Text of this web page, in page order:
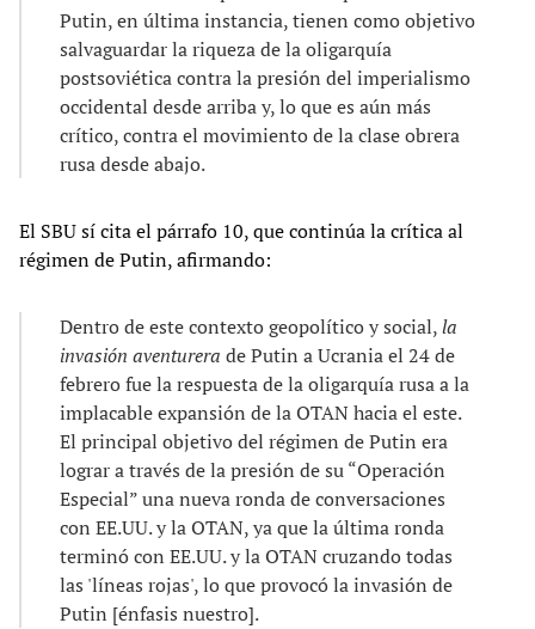
Putin, en última instancia, tienen como objetivo
salvaguardar la riqueza de la oligarquía
postsoviética contra la presión del imperialismo
occidental desde arriba y, lo que es aún más
crítico, contra el movimiento de la clase obrera
rusa desde abajo.
El SBU sí cita el párrafo 10, que continúa la crítica al
régimen de Putin, afirmando:
Dentro de este contexto geopolítico y social,la
invasión aventurera de Putin a Ucrania el 24 de
febrero fue la respuesta de la oligarquía rusa a la
implacable expansión de la OTAN hacia el este.
El principal objetivo del régimen de Putin era
lograr a través de la presión de su “Operación
Especial” una nueva ronda de conversaciones
con EE.UU. y la OTAN, ya que la última ronda
terminó con EE.UU. y la OTAN cruzando todas
las 'líneas rojas', lo que provocó la invasión de
Putin [énfasis nuestro].